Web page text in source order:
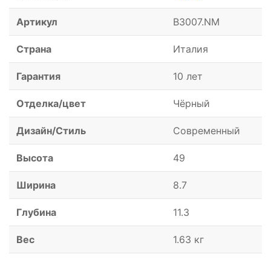
Артикул B3007.NM
Страна Италия
Гарантия 10 лет
Отделка/цвет Чёрный
Дизайн/Стиль Современный
Высота 49
Ширина 8.7
Глубина 11.3
Вес 1.63 кг